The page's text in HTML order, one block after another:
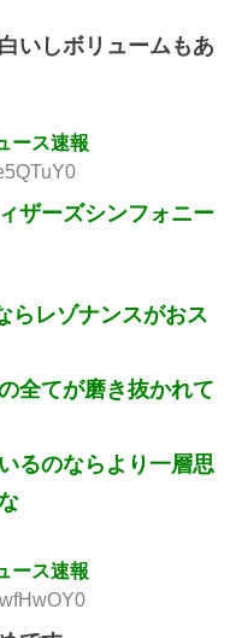
いしボリュームもあ
ース速報
ザーズシンフォニー
らレゾナンスがおス
全てが磨き抜かれて
るのならより一層思
ース速報